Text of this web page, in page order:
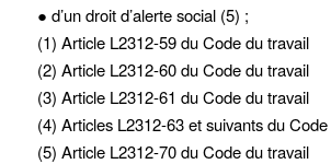
● d’un droit d’alerte social (5) ;
(1) Article L2312-59 du Code du travail
(2) Article L2312-60 du Code du travail
(3) Article L2312-61 du Code du travail
(4) Articles L2312-63 et suivants du
(5) Article L2312-70 du Code du travail